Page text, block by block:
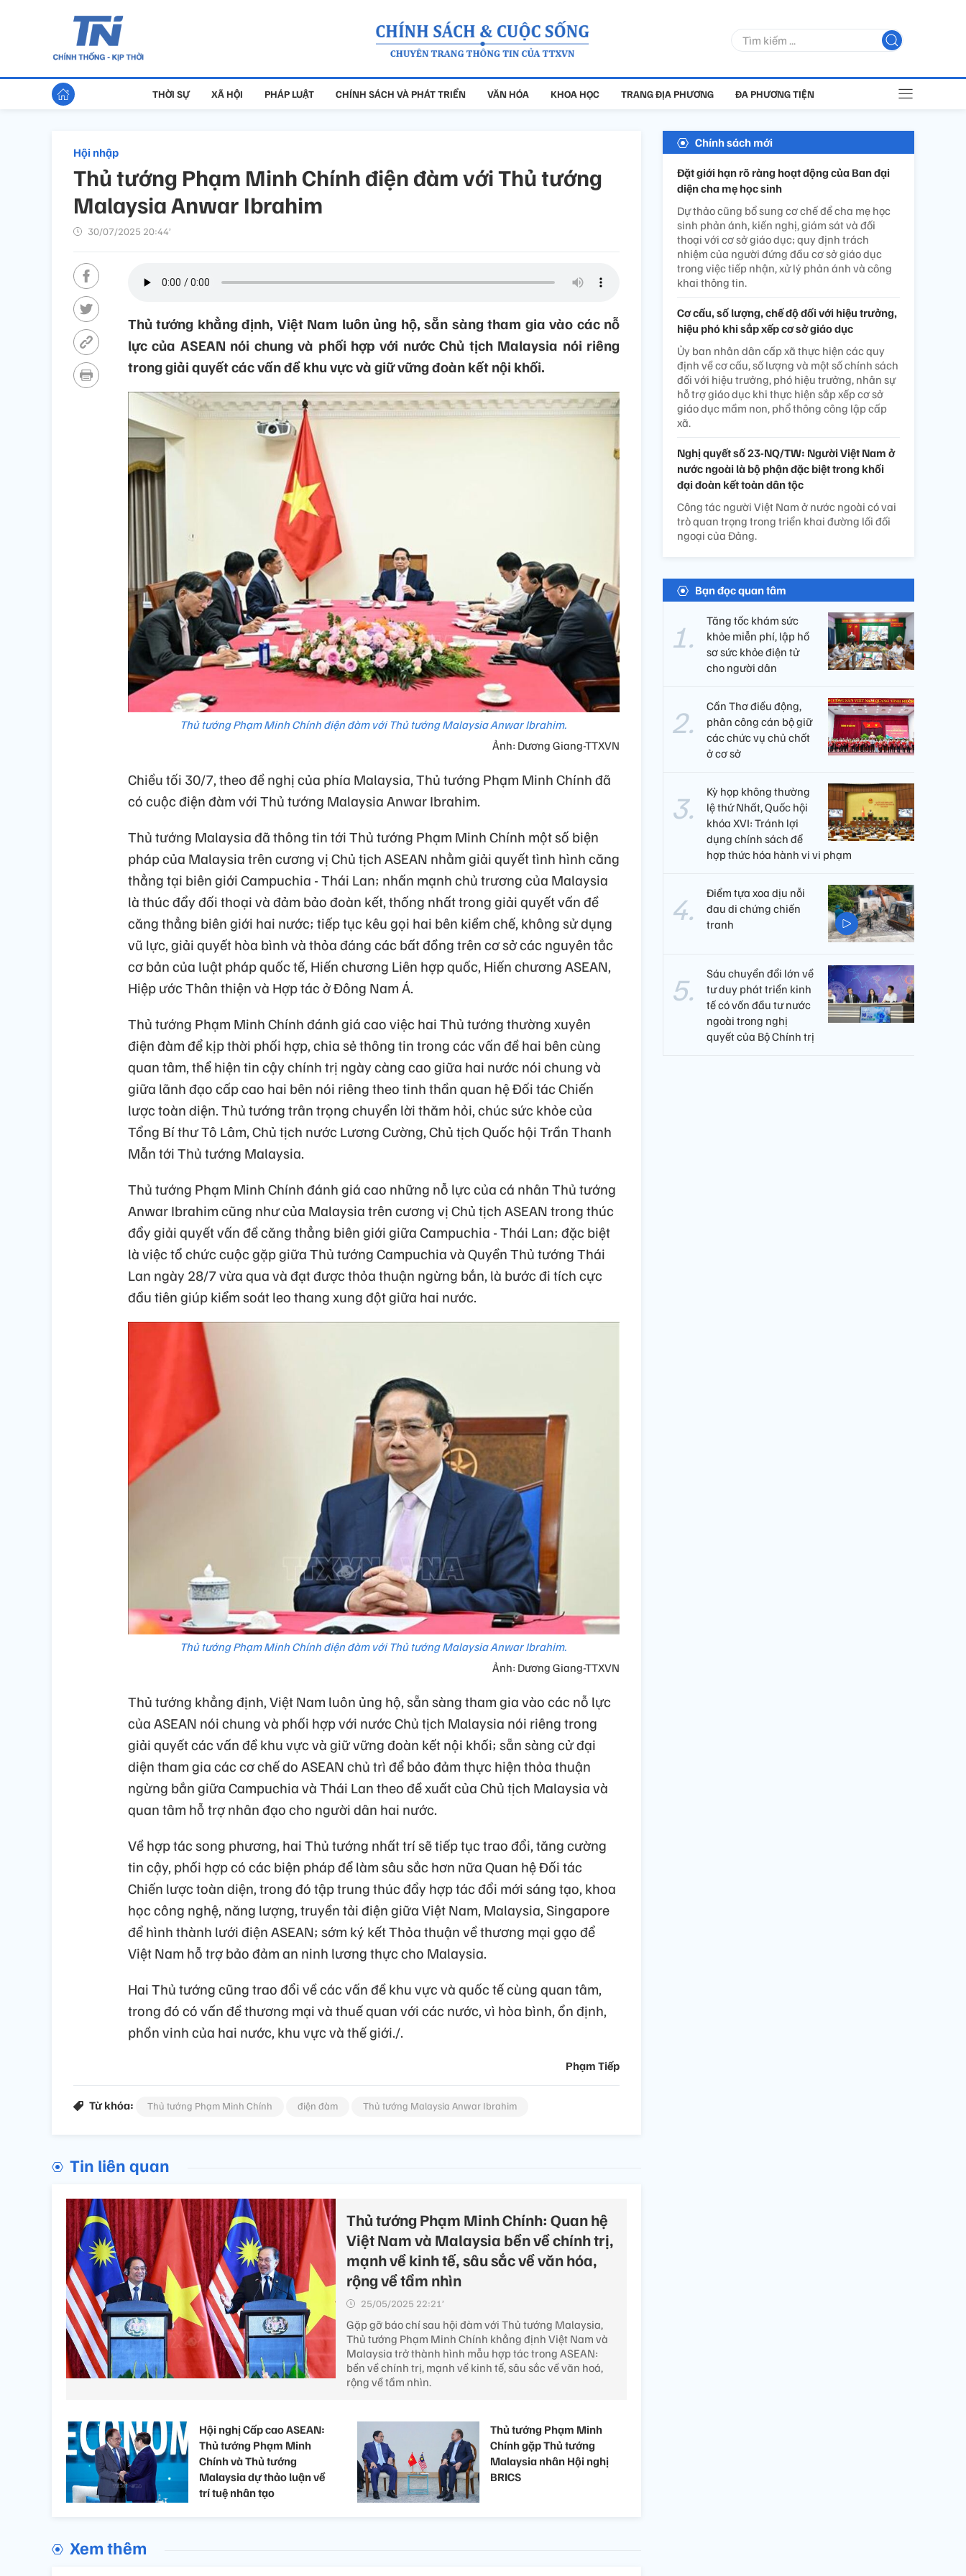
THỜI SỰ XÃ HỘI PHÁP LUẬT CHÍNH SÁCH VÀ PHÁT TRIỂN VĂN HÓA KHOA HỌC TRANG ĐỊA PHƯƠNG ĐA PHƯƠNG TIỆN
Hội nhập
Thủ tướng Phạm Minh Chính điện đàm với Thủ tướng
Malaysia Anwar Ibrahim
30/07/2025 20:44’
Thủ tướng khẳng định, Việt Nam luôn ủng hộ, sẵn sàng tham gia vào các nỗ
lực của ASEAN nói chung và phối hợp với nước Chủ tịch Malaysia nói riêng
trong giải quyết các vấn đề khu vực và giữ vững đoàn kết nội khối.
Thủ tướng Phạm Minh Chính điện đàm với Thủ tướng Malaysia Anwar Ibrahim.
Ảnh: Dương Giang-TTXVN
Chiều tối 30/7, theo đề nghị của phía Malaysia, Thủ tướng Phạm Minh Chính đã
có cuộc điện đàm với Thủ tướng Malaysia Anwar Ibrahim.
Thủ tướng Malaysia đã thông tin tới Thủ tướng Phạm Minh Chính một số biện
pháp của Malaysia trên cương vị Chủ tịch ASEAN nhằm giải quyết tình hình căng
thẳng tại biên giới Campuchia - Thái Lan; nhấn mạnh chủ trương của Malaysia
là thúc đẩy đối thoại và đảm bảo đoàn kết, thống nhất trong giải quyết vấn đề
căng thẳng biên giới hai nước; tiếp tục kêu gọi hai bên kiềm chế, không sử dụng
vũ lực, giải quyết hòa bình và thỏa đáng các bất đồng trên cơ sở các nguyên tắc
cơ bản của luật pháp quốc tế, Hiến chương Liên hợp quốc, Hiến chương ASEAN,
Hiệp ước Thân thiện và Hợp tác ở Đông Nam Á.
Thủ tướng Phạm Minh Chính đánh giá cao việc hai Thủ tướng thường xuyên
điện đàm để kịp thời phối hợp, chia sẻ thông tin trong các vấn đề hai bên cùng
quan tâm, thể hiện tin cậy chính trị ngày càng cao giữa hai nước nói chung và
giữa lãnh đạo cấp cao hai bên nói riêng theo tinh thần quan hệ Đối tác Chiến
lược toàn diện. Thủ tướng trân trọng chuyển lời thăm hỏi, chúc sức khỏe của
Tổng Bí thư Tô Lâm, Chủ tịch nước Lương Cường, Chủ tịch Quốc hội Trần Thanh
Mẫn tới Thủ tướng Malaysia.
Thủ tướng Phạm Minh Chính đánh giá cao những nỗ lực của cá nhân Thủ tướng
Anwar Ibrahim cũng như của Malaysia trên cương vị Chủ tịch ASEAN trong thúc
đẩy giải quyết vấn đề căng thẳng biên giới giữa Campuchia - Thái Lan; đặc biệt
là việc tổ chức cuộc gặp giữa Thủ tướng Campuchia và Quyền Thủ tướng Thái
Lan ngày 28/7 vừa qua và đạt được thỏa thuận ngừng bắn, là bước đi tích cực
đầu tiên giúp kiểm soát leo thang xung đột giữa hai nước.
Thủ tướng Phạm Minh Chính điện đàm với Thủ tướng Malaysia Anwar Ibrahim.
Ảnh: Dương Giang-TTXVN
Thủ tướng khẳng định, Việt Nam luôn ủng hộ, sẵn sàng tham gia vào các nỗ lực
của ASEAN nói chung và phối hợp với nước Chủ tịch Malaysia nói riêng trong
giải quyết các vấn đề khu vực và giữ vững đoàn kết nội khối; sẵn sàng cử đại
diện tham gia các cơ chế do ASEAN chủ trì để bảo đảm thực hiện thỏa thuận
ngừng bắn giữa Campuchia và Thái Lan theo đề xuất của Chủ tịch Malaysia và
quan tâm hỗ trợ nhân đạo cho người dân hai nước.
Về hợp tác song phương, hai Thủ tướng nhất trí sẽ tiếp tục trao đổi, tăng cường
tin cậy, phối hợp có các biện pháp để làm sâu sắc hơn nữa Quan hệ Đối tác
Chiến lược toàn diện, trong đó tập trung thúc đẩy hợp tác đổi mới sáng tạo, khoa
học công nghệ, năng lượng, truyền tải điện giữa Việt Nam, Malaysia, Singapore
để hình thành lưới điện ASEAN; sớm ký kết Thỏa thuận về thương mại gạo để
Việt Nam hỗ trợ bảo đảm an ninh lương thực cho Malaysia.
Hai Thủ tướng cũng trao đổi về các vấn đề khu vực và quốc tế cùng quan tâm,
trong đó có vấn đề thương mại và thuế quan với các nước, vì hòa bình, ổn định,
phồn vinh của hai nước, khu vực và thế giới./.
Phạm Tiếp
Từ khóa: Thủ tướng Phạm Minh Chính điện đàm Thủ tướng Malaysia Anwar Ibrahim
Tin liên quan
Thủ tướng Phạm Minh Chính: Quan hệ
Việt Nam và Malaysia bền về chính trị,
mạnh về kinh tế, sâu sắc về văn hóa,
rộng về tầm nhìn
25/05/2025 22:21’
Gặp gỡ báo chí sau hội đàm với Thủ tướng Malaysia,
Thủ tướng Phạm Minh Chính khẳng định Việt Nam và
Malaysia trở thành hình mẫu hợp tác trong ASEAN:
bền về chính trị, mạnh về kinh tế, sâu sắc về văn hoá,
rộng về tầm nhìn.
Hội nghị Cấp cao ASEAN:
Thủ tướng Phạm Minh
Chính và Thủ tướng
Malaysia dự thảo luận về
trí tuệ nhân tạo
Thủ tướng Phạm Minh
Chính gặp Thủ tướng
Malaysia nhân Hội nghị
BRICS
Xem thêm
Chính sách mới
Đặt giới hạn rõ ràng hoạt động của Ban đại
diện cha mẹ học sinh
Dự thảo cũng bổ sung cơ chế để cha mẹ học
sinh phản ánh, kiến nghị, giám sát và đối
thoại với cơ sở giáo dục; quy định trách
nhiệm của người đứng đầu cơ sở giáo dục
trong việc tiếp nhận, xử lý phản ánh và công
khai thông tin.
Cơ cấu, số lượng, chế độ đối với hiệu trưởng,
hiệu phó khi sắp xếp cơ sở giáo dục
Ủy ban nhân dân cấp xã thực hiện các quy
định về cơ cấu, số lượng và một số chính sách
đối với hiệu trưởng, phó hiệu trưởng, nhân sự
hỗ trợ giáo dục khi thực hiện sắp xếp cơ sở
giáo dục mầm non, phổ thông công lập cấp
xã.
Nghị quyết số 23-NQ/TW: Người Việt Nam ở
nước ngoài là bộ phận đặc biệt trong khối
đại đoàn kết toàn dân tộc
Công tác người Việt Nam ở nước ngoài có vai
trò quan trọng trong triển khai đường lối đối
ngoại của Đảng.
Bạn đọc quan tâm
Tăng tốc khám sức
khỏe miễn phí, lập hồ
sơ sức khỏe điện tử
cho người dân
Cần Thơ điều động,
phân công cán bộ giữ
các chức vụ chủ chốt
ở cơ sở
Kỳ họp không thường
lệ thứ Nhất, Quốc hội
khóa XVI: Tránh lợi
dụng chính sách để
hợp thức hóa hành vi vi phạm
Điểm tựa xoa dịu nỗi
đau di chứng chiến
tranh
Sáu chuyển đổi lớn về
tư duy phát triển kinh
tế có vốn đầu tư nước
ngoài trong nghị
quyết của Bộ Chính trị